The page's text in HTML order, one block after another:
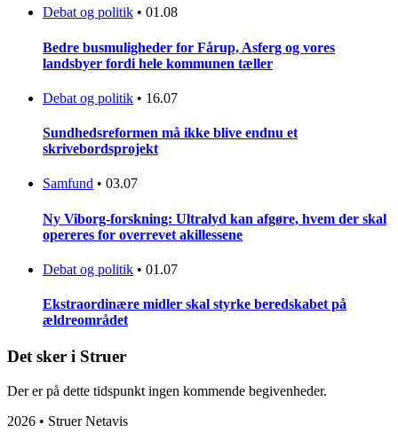
Debat og politik • 01.08
Bedre busmuligheder for Fårup, Asferg og vores
landsbyer fordi hele kommunen tæller
Debat og politik • 16.07
Sundhedsreformen må ikke blive endnu et
skrivebordsprojekt
Samfund • 03.07
Ny Viborg-forskning: Ultralyd kan afgøre, hvem der skal
opereres for overrevet akillessene
Debat og politik • 01.07
Ekstraordinære midler skal styrke beredskabet på
ældreområdet
Det sker i Struer
Der er på dette tidspunkt ingen kommende begivenheder.
2026 • Struer Netavis